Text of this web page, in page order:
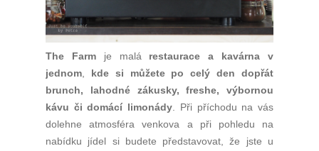
The Farmje malá restaurace a kavárna v
jednom
kde si můžete po celý den dopřát
brunch, lahodné zákusky, freshe, výbornou
kávu či domácí limonády . Při příchodu na vás
dolehne atmosféra venkova a při pohledu na
nabídku jídel si budete představovat, že jste u